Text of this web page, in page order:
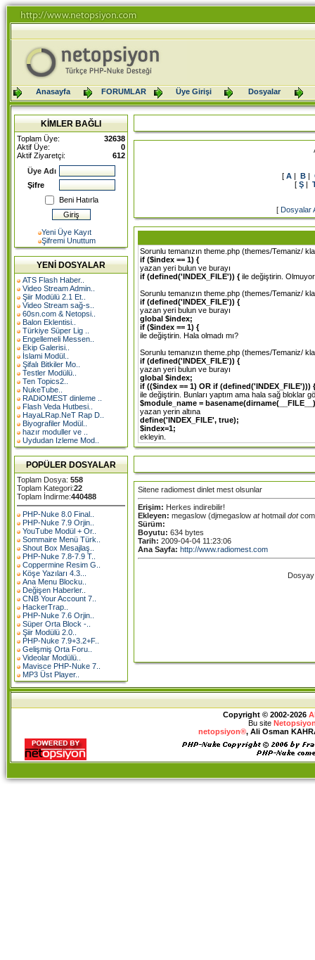
Anasayfa FORUMLAR Üye Girişi Dosyalar
KİMLER BAĞLI
Toplam Üye:
32638
Aktif Üye:
0
Aktif Ziyaretçi:
612
Üye Adı
Şifre
Beni Hatırla
Yeni Üye Kayıt
Şifremi Unuttum
YENİ DOSYALAR
ATS Flash Haber..
Video Stream Admin..
Şiir Modülü 2.1 Et..
Video Stream sağ-s..
60sn.com & Netopsi..
Balon Eklentisi..
Türkiye Süper Lig ..
Engellemeli Messen..
Ekip Galerisi..
İslami Modül..
Şifalı Bitkiler Mo..
Testler Modülü..
Ten Topics2..
NukeTube..
RADiOMEST dinleme ..
Flash Veda Hutbesi..
HayaLRap.NeT Rap D..
Biyografiler Modül..
hazır moduller ve ..
Uydudan Izleme Mod..
POPÜLER DOSYALAR
Toplam Dosya: 558
Toplam Kategori:22
Toplam İndirme:440488
PHP-Nuke 8.0 Final..
PHP-Nuke 7.9 Orjin..
YouTube Modül + Or..
Sommaire Menü Türk..
Shout Box Mesajlaş..
PHP-Nuke 7.8-7.9 T..
Coppermine Resim G..
Köşe Yazıları 4.3...
Ana Menu Blocku..
Değişen Haberler..
CNB Your Account 7..
HackerTrap..
PHP-Nuke 7.6 Orjin..
Süper Orta Block -..
Şiir Modülü 2.0..
PHP-Nuke 7.9+3.2+F..
Gelişmiş Orta Foru..
Videolar Modülü..
Mavisce PHP-Nuke 7..
MP3 Üst Player..
[ A | B |
[ Ş |
[ Dosyalar
Sorunlu temanızın theme.php (themes/Temaniz/
if ($index == 1) {
yazan yeri bulun ve burayı
if (defined('INDEX_FILE')) { ile değiştirin.
Sorunlu temanızın theme.php (themes/Temaniz/
if (defined('INDEX_FILE')) {
yazan yeri bulun ve burayı
global $index;
if ($index == 1) {
ile değiştirin. Hala olmadı mı?
Sorunlu temanızın theme.php (themes/Temaniz/
if (defined('INDEX_FILE')) {
yazan yeri bulun ve burayı
global $index;
if (($index == 1) OR if (defined('INDEX_FILE'))) {
ile değiştirin. Bunları yaptım ama hala sağ bloklar
$module_name =
yazan yerin altına
define('INDEX_FILE', true);
$index=1;
ekleyin.
Sitene radiomest dinlet mest olsunlar
Erişim: Herkes indirebilir!
Ekleyen: megaslow (djmegaslow athotmail dot
Sürüm:
Boyutu: 634 bytes
Tarih: 2009-04-04 11:23:06
Ana Sayfa: http://www.radiomest.com
Copyright © 2002-2026
Bu site
netopsiyon®, Ali Osman